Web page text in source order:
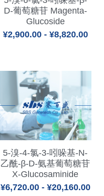
D-葡萄糖苷 Magenta-
Glucoside
¥2,900.00 - ¥8,820.00
5-溴-4-氯-3-吲哚基-N-
乙酰-β-D-氨基葡萄糖苷
X-Glucosaminide
¥6,720.00 - ¥20,160.00